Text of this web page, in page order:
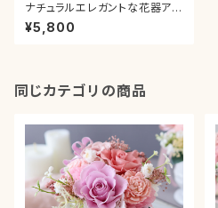
ナチュラルエレガントな花器アレ
ンジメント＊オレンジ 母の日
ピンク グラデーション カーネー
¥5,800
同じカテゴリの商品